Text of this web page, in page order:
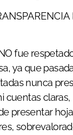
fue
ya que
nunca
cuentas claras,
presentar